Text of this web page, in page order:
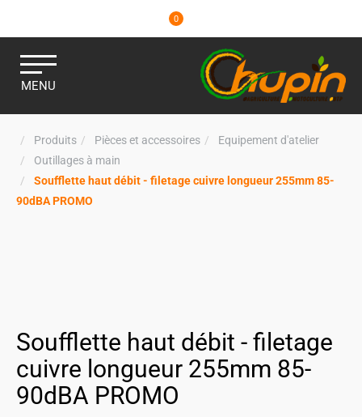
0
MENU
Produits Pièces et accessoires
Equipement d'atelier
Outillages à main
Soufflette haut débit - filetage cuivre longueur 255mm 85-
90dBA PROMO
Soufflette haut débit - filetage
cuivre longueur 255mm 85-
90dBA PROMO